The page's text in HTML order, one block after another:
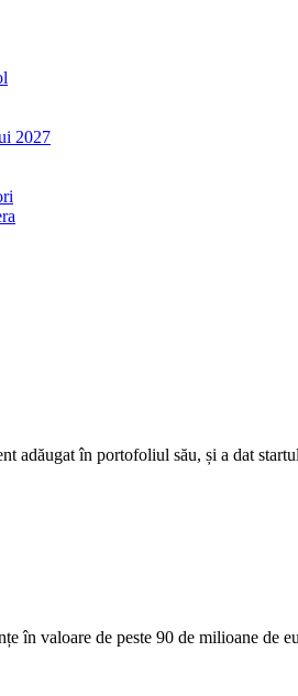
2027
adăugat în portofoliul său, și a dat
valoare de peste 90 de milioane de